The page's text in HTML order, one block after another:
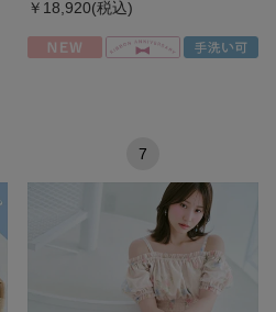
￥18,920(税込)
7